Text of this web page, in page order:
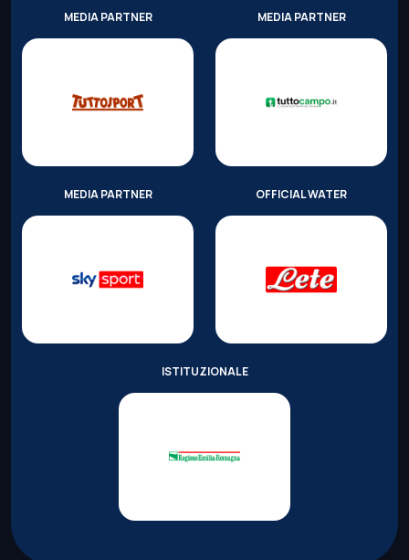
MEDIA PARTNER MEDIA PARTNER
MEDIA PARTNER OFFICIAL WATER
ISTITUZIONALE